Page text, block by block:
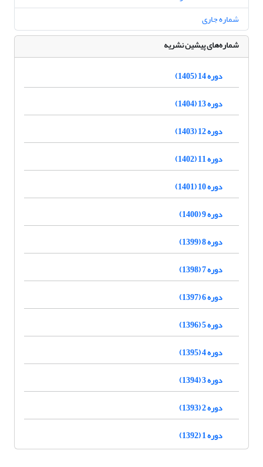
شماره جاری
شماره‌های پیشین نشریه
دوره 14 (1405)
دوره 13 (1404)
دوره 12 (1403)
دوره 11 (1402)
دوره 10 (1401)
دوره 9 (1400)
دوره 8 (1399)
دوره 7 (1398)
دوره 6 (1397)
دوره 5 (1396)
دوره 4 (1395)
دوره 3 (1394)
دوره 2 (1393)
دوره 1 (1392)